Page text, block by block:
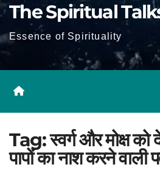
The Spiritual
Essence of Spirituality
Tag:स्वर्ग और मोक्ष
पापों का नाश करने वाली